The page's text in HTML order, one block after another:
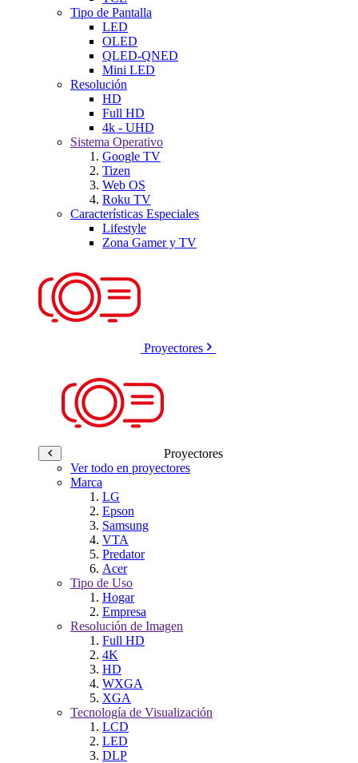
Tipo de Pantalla
LED
OLED
QLED-QNED
Mini LED
Resolución
HD
Full HD
4k - UHD
Sistema Operativo
Google TV
Tizen
Web OS
Roku TV
Características Especiales
Lifestyle
Zona Gamer y TV
Proyectores
Proyectores
Ver todo en proyectores
Marca
LG
Epson
Samsung
VTA
Predator
Acer
Tipo de Uso
Hogar
Empresa
Resolución de Imagen
Full HD
4K
HD
WXGA
XGA
Tecnología de Visualización
LCD
LED
DLP